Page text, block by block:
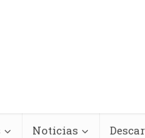
Noticias